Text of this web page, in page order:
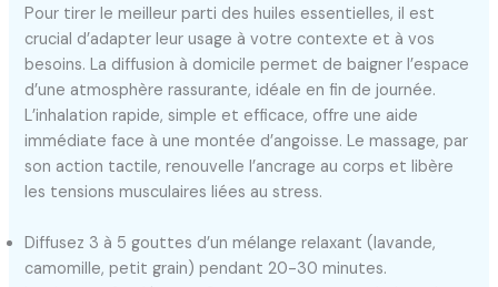
Pour tirer le meilleur parti des huiles essentielles, il est
crucial d’adapter leur usage à votre contexte et à vos
besoins. La diffusion à domicile permet de baigner l’espace
d’une atmosphère rassurante, idéale en fin de journée.
L’inhalation rapide, simple et efficace, offre une aide
immédiate face à une montée d’angoisse. Le massage, par
son action tactile, renouvelle l’ancrage au corps et libère
les tensions musculaires liées au stress.
Diffusez 3 à 5 gouttes d’un mélange relaxant (lavande,
camomille, petit grain) pendant 20-30 minutes.